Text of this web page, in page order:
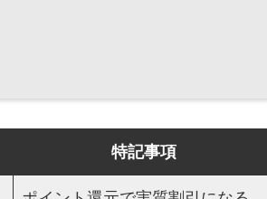
特記事項